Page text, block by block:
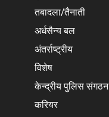
तबादला/तैनाती
अर्धसैन्य बल
अंतर्राष्ट्रीय
विशेष
केन्द्रीय पुलिस संगठन
करियर